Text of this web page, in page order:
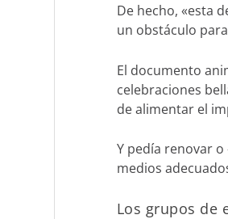
De hecho, «esta
un obstáculo
El documento
celebraciones
de alimentar el
Y pedía renovar o
medios
Los grupos de